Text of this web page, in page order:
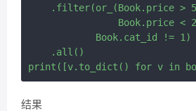
.filter(or_(Book.price >
Book.price <
            Book.cat_id != 1)
    .all()
结果